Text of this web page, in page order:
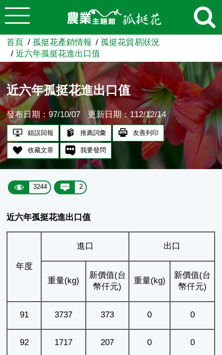
跳到主要內容
農業知識入口網
首頁 孤挺花產銷情報
孤挺花貿易狀況
近六年孤挺花進出口值
近六年孤挺花進出口值
發布日期：97/10/07 更新日期：112/12/14
錯誤回報 推薦詞彙 友善列印
收藏文章 我要發問
3244 2
近六年孤挺花進出口值
年度
進口 出口
重量(kg)
新價值(台
幣仟元)
重量(kg)
新價值(台
幣仟元)
91 3737 373 0 0
92 1717 207 0 0